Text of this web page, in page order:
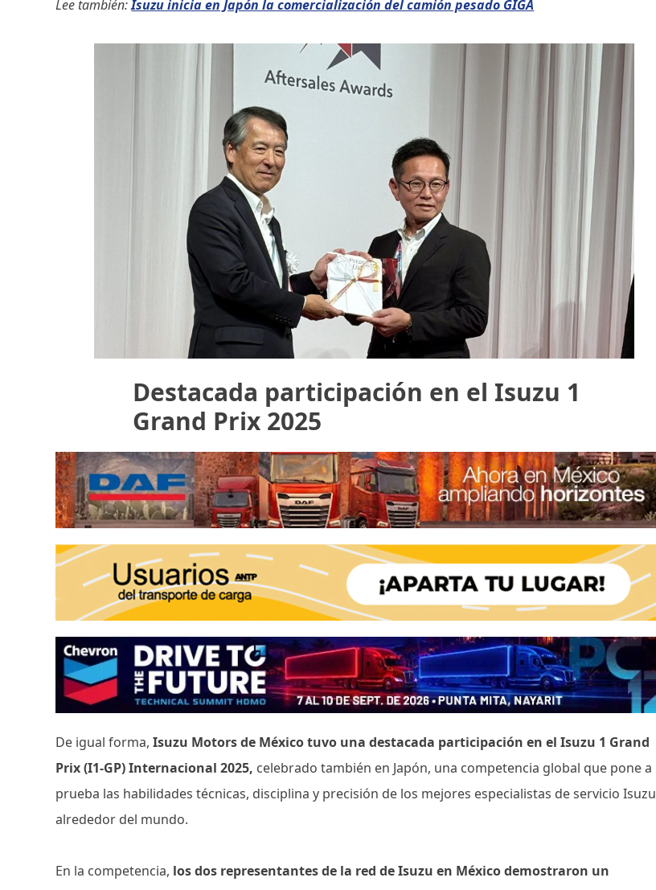
Lee también:Isuzu inicia en Japón la comercialización del camión pesado GIGA
Destacada participación en el Isuzu 1
Grand Prix 2025
De igual forma,Isuzu Motors de México tuvo una destacada participación en el Isuzu 1 Grand
Prix (I1-GP) Internacional 2025, celebrado también en Japón, una competencia global que pone a
prueba las habilidades técnicas, disciplina y precisión de los mejores especialistas de servicio Isuzu
alrededor del mundo.
En la competencia, los dos representantes de la red de Isuzu en México demostraron un